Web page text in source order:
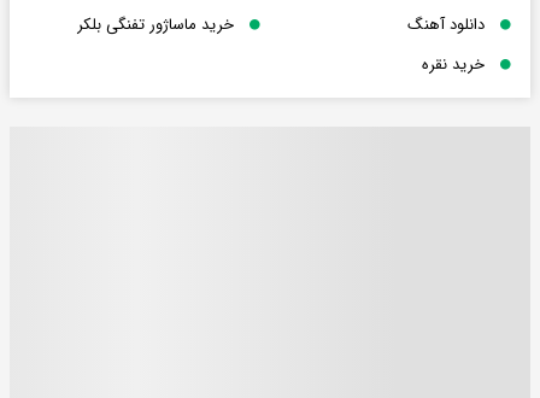
دانلود آهنگ
خرید ماساژور تفنگی بلکر
خرید نقره